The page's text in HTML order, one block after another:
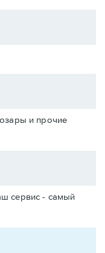
и прочие
сервис - самый